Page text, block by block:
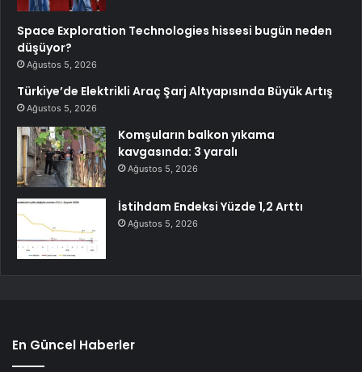
Space Exploration Technologies hissesi bugün neden
düşüyor?
Ağustos 5, 2026
Türkiye’de Elektrikli Araç Şarj Altyapısında Büyük Artış
Ağustos 5, 2026
Komşuların balkon yıkama
kavgasında: 3 yaralı
Ağustos 5, 2026
İstihdam Endeksi Yüzde 1,2 Arttı
Ağustos 5, 2026
En Güncel Haberler